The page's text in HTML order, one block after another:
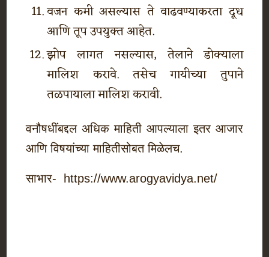
वजन कमी असल्यास ते वाढवण्याकरता दूध
आणि तूप उपयुक्त आहेत.
झोप लागत नसल्यास, तेलाने डोक्याला
मालिश करावे. तसेच गायीच्या तुपाने
तळपायाला मालिश करावी.
वनौषधींबद्दल अधिक माहिती आपल्याला इतर आजार
आणि विषयांच्या माहितीसोबत मिळेलच.
साभार- https://www.arogyavidya.net/